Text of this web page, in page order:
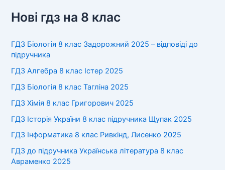
Нові гдз на 8 клас
ГДЗ Біологія 8 клас Задорожний 2025 – відповіді до
підручника
ГДЗ Алгебра 8 клас Істер 2025
ГДЗ Біологія 8 клас Тагліна 2025
ГДЗ Хімія 8 клас Григорович 2025
ГДЗ Історія України 8 клас підручника Щупак 2025
ГДЗ Інформатика 8 клас Ривкінд, Лисенко 2025
ГДЗ до підручника Українська література 8 клас
Авраменко 2025